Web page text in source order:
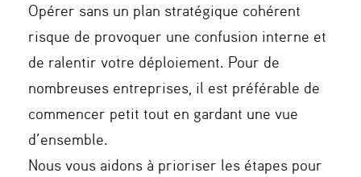
Opérer sans un plan stratégique cohérent
risque de provoquer une confusion interne et
de ralentir votre déploiement. Pour de
nombreuses entreprises, il est préférable de
commencer petit tout en gardant une vue
d’ensemble.
Nous vous aidons à prioriser les étapes pour